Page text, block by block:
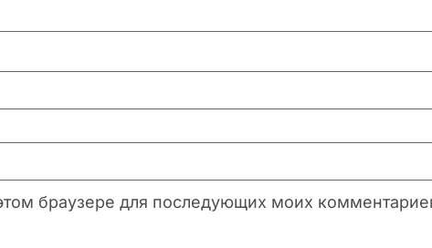
браузере для последующих моих